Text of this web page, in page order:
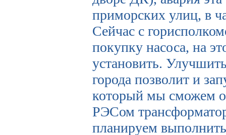
приморских улиц, в
Сейчас с
покупку насоса, на
установить.
города позволит и
который мы сможем
РЭСом
планируем